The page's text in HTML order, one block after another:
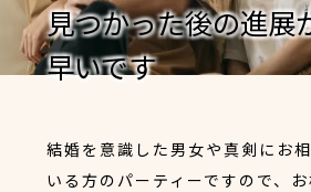
見つかった後の進展
早いです
結婚を意識した男女や真剣にお
いる方のパーティーですので、